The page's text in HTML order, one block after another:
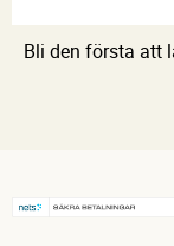
Bli den första att